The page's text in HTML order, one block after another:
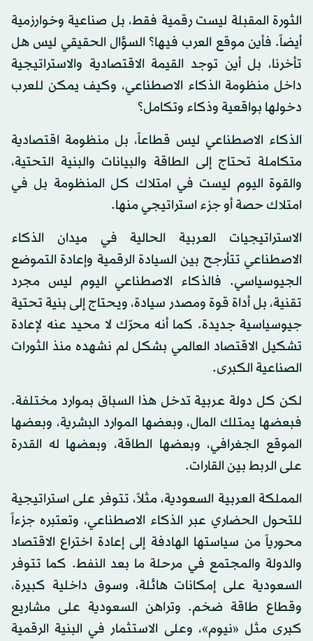
الثورة المقبلة ليست رقمية فقط، بل صناعية وخوارزمية
أيضاً. فأين موقع العرب فيها؟ السؤال الحقيقي ليس هل
تأخرنا، بل أين توجد القيمة الاقتصادية والاستراتيجية
داخل منظومة الذكاء الاصطناعي، وكيف يمكن للعرب
دخولها بواقعية وذكاء وتكامل؟
الذكاء الاصطناعي ليس قطاعاً، بل منظومة اقتصادية
متكاملة تحتاج إلى الطاقة والبيانات والبنية التحتية،
والقوة اليوم ليست في امتلاك كل المنظومة بل في
امتلاك حصة أو جزء استراتيجي منها.
الاستراتيجيات العربية الحالية في ميدان الذكاء
الاصطناعي تتأرجح بين السيادة الرقمية وإعادة التموضع
الجيوسياسي. فالذكاء الاصطناعي اليوم ليس مجرد
تقنية، بل أداة قوة ومصدر سيادة، ويحتاج إلى بنية تحتية
جيوسياسية جديدة. كما أنه محرّك لا محيد عنه لإعادة
تشكيل الاقتصاد العالمي بشكل لم نشهده منذ الثورات
الصناعية الكبرى.
لكن كل دولة عربية تدخل هذا السباق بموارد مختلفة.
فبعضها يمتلك المال، وبعضها الموارد البشرية، وبعضها
الموقع الجغرافي، وبعضها الطاقة، وبعضها له القدرة
على الربط بين القارات.
المملكة العربية السعودية، مثلاً، تتوفر على استراتيجية
للتحول الحضاري عبر الذكاء الاصطناعي، وتعتبره جزءاً
محورياً من سياستها الهادفة إلى إعادة اختراع الاقتصاد
والدولة والمجتمع في مرحلة ما بعد النفط. كما تتوفر
السعودية على إمكانات هائلة، وسوق داخلية كبيرة،
وقطاع طاقة ضخم. وتراهن السعودية على مشاريع
كبرى مثل «نيوم»، وعلى الاستثمار في البنية الرقمية